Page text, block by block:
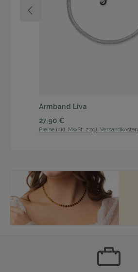
Armband Liva
Regulärer Preis:
27,90 €
Preise inkl. MwSt. zzgl. Versandkosten